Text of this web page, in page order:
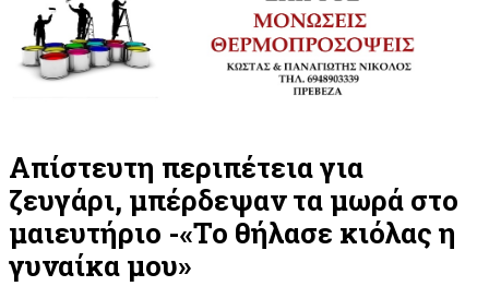
Απίστευτη περιπέτεια για
ζευγάρι, μπέρδεψαν τα μωρά στο
μαιευτήριο -«Το θήλασε κιόλας η
γυναίκα μου»